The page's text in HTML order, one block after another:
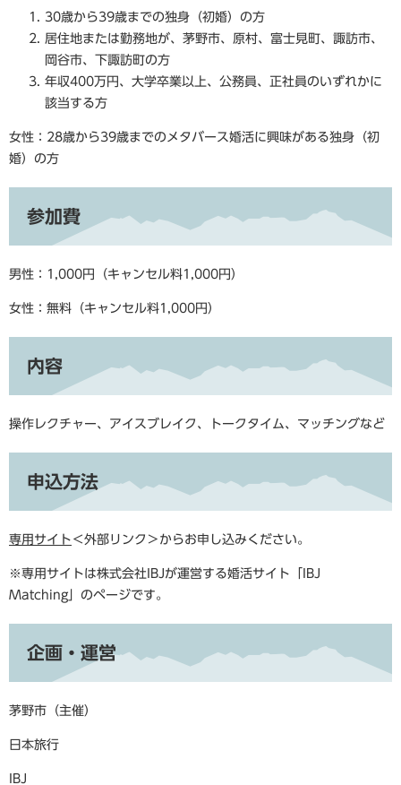
30歳から39歳までの独身（初婚）の方
居住地または勤務地が、茅野市、原村、富士見町、諏訪市、
岡谷市、下諏訪町の方
年収400万円、大学卒業以上、公務員、正社員のいずれかに
該当する方
女性：28歳から39歳までのメタバース婚活に興味がある独身（初
婚）の方
参加費
男性：1,000円（キャンセル料1,000円）
女性：無料（キャンセル料1,000円）
内容
操作レクチャー、アイスブレイク、トークタイム、マッチングなど
申込方法
専用サイト ＜外部リンク＞ からお申し込みください。
※専用サイトは株式会社IBJが運営する婚活サイト「IBJ
Matching」のページです。
企画・運営
茅野市（主催）
日本旅行
IBJ